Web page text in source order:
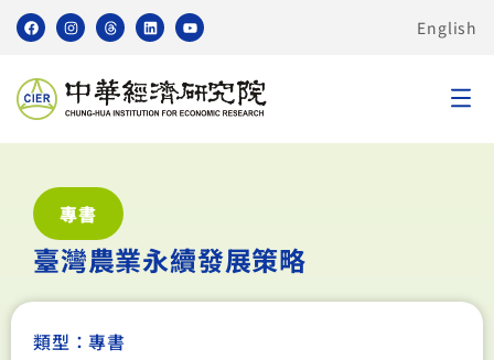
English
專書
臺灣農業永續發展策略
類型：專書